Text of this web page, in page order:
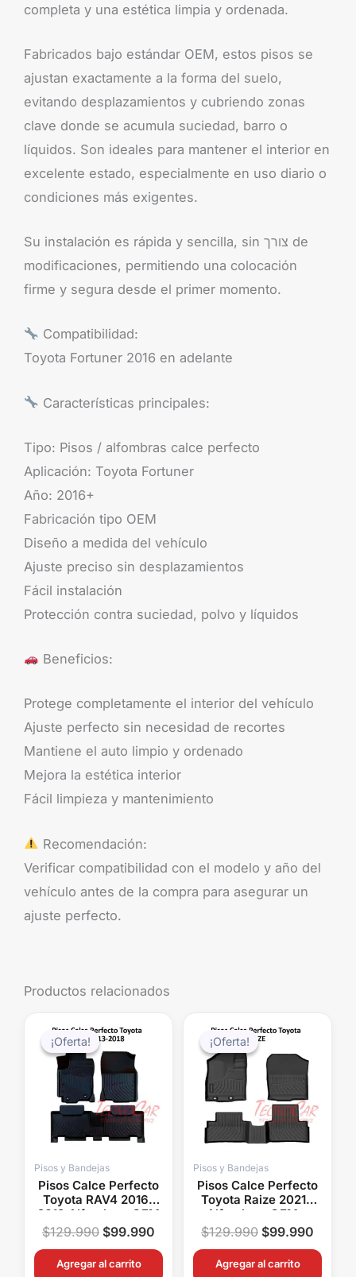
completa y una estética limpia y ordenada.
Fabricados bajo estándar OEM, estos pisos se
ajustan exactamente a la forma del suelo,
evitando desplazamientos y cubriendo zonas
clave donde se acumula suciedad, barro o
líquidos. Son ideales para mantener el interior en
excelente estado, especialmente en uso diario o
condiciones más exigentes.
Su instalación es rápida y sencilla, sin צורך de
modificaciones, permitiendo una colocación
firme y segura desde el primer momento.
Compatibilidad:
Toyota Fortuner 2016 en adelante
Características principales:
Tipo: Pisos / alfombras calce perfecto
Aplicación: Toyota Fortuner
Año: 2016+
Fabricación tipo OEM
Diseño a medida del vehículo
Ajuste preciso sin desplazamientos
Fácil instalación
Protección contra suciedad, polvo y líquidos
Beneficios:
Protege completamente el interior del vehículo
Ajuste perfecto sin necesidad de recortes
Mantiene el auto limpio y ordenado
Mejora la estética interior
Fácil limpieza y mantenimiento
Recomendación:
Verificar compatibilidad con el modelo y año del
vehículo antes de la compra para asegurar un
ajuste perfecto.
Productos relacionados
¡Oferta!
¡Oferta!
Pisos y Bandejas
Pisos Calce Perfecto
Toyota RAV4 2016-
2019 Alfombras OEM
a Medida
$129.990
precio
original
$129.990.
$99.990
$99.990.
Agregar al carrito
¡Oferta!
¡Oferta!
Pisos y Bandejas
Pisos Calce Perfecto
Toyota Raize 2021+
Alfombras OEM a
Medida
$129.990
precio
original
era:
$129.990.
$99.990
Agregar al carrito